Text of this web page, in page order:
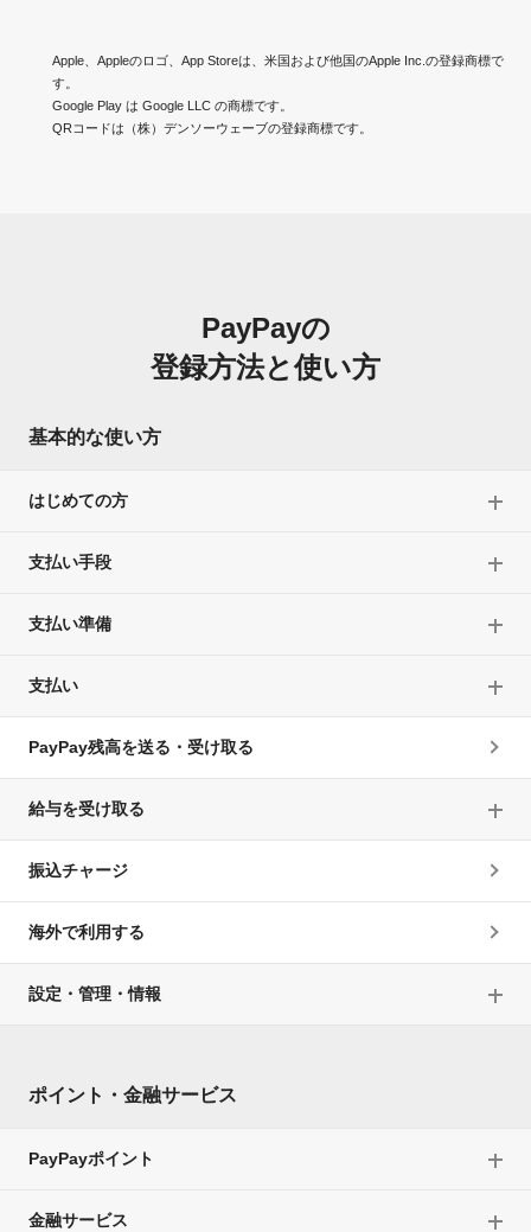
Apple、Appleのロゴ、App Storeは、米国および他国のApple Inc.の登録商標で
す。
Google Play は Google LLC の商標です。
QRコードは（株）デンソーウェーブの登録商標です。
PayPayの
登録方法と使い方
基本的な使い方
はじめての方
支払い手段
支払い準備
支払い
PayPay残高を送る・受け取る
給与を受け取る
振込チャージ
海外で利用する
設定・管理・情報
ポイント・金融サービス
PayPayポイント
金融サービス